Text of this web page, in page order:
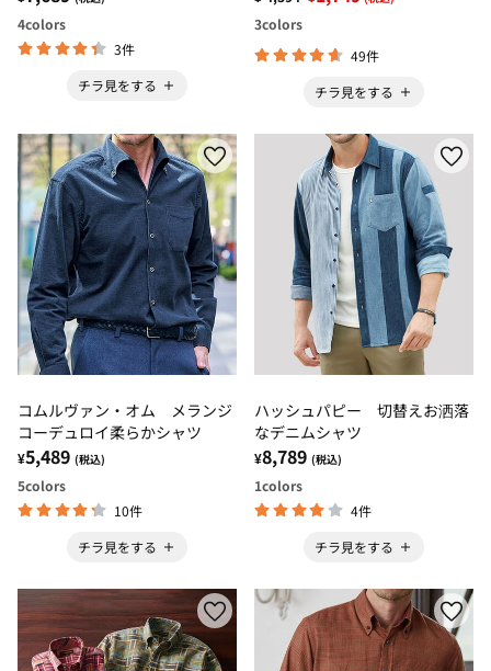
4colors
3件
チラ見をする
3colors
49件
チラ見をする
コムルヴァン・オム メランジ
コーデュロイ柔らかシャツ
¥5,489 (税込)
5colors
10件
チラ見をする
ハッシュパピー 切替えお洒落
なデニムシャツ
¥8,789 (税込)
1colors
4件
チラ見をする